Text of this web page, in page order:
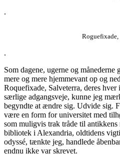
.
Roguefixade,
.
Som dagene, ugerne og
mere og mere hjemmevant op og
Roquefixade, Salveterra, deres
særlige adgangsveje, kunne jeg
begyndte at ændre sig. Udvide sig.
være en form for universitet med
som muligvis trak tråde til antikkens
bibliotek i Alexandria, oldtidens
odyssé, tænkte jeg, handlede
endnu ikke var skrevet.